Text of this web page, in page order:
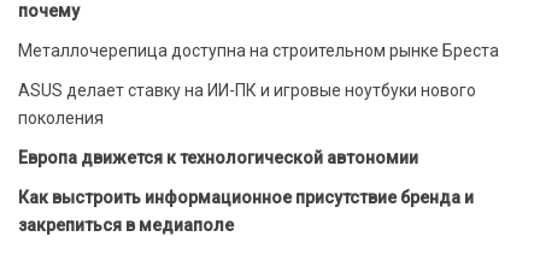
почему
Металлочерепица доступна на строительном рынке Бреста
ASUS делает ставку на ИИ-ПК и игровые ноутбуки нового
поколения
Европа движется к технологической автономии
Как выстроить информационное присутствие бренда и
закрепиться в медиаполе